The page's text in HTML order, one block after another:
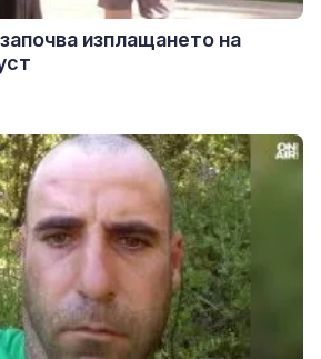
изплащането на